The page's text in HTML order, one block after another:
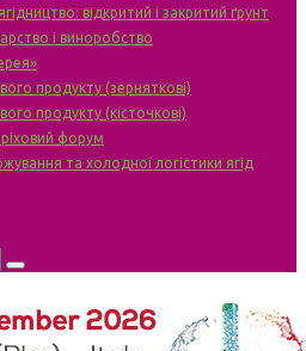
відкритий і закритий ґрунт
і виноробство
продукту (зерняткові)
продукту (кісточкові)
форум
та холодної логістики ягід